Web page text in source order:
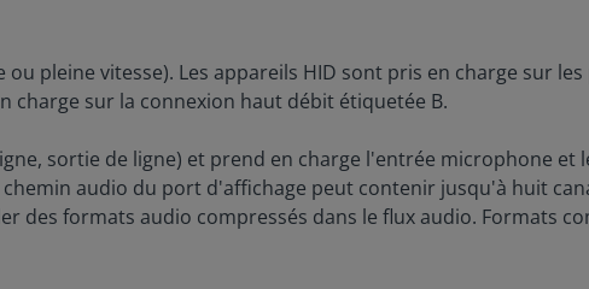
pleine vitesse). Les appareils HID sont pris en charge sur
charge sur la connexion haut débit étiquetée B.
sortie de ligne) et prend en charge l'entrée microphone et
audio du port d'affichage peut contenir jusqu'à huit
des formats audio compressés dans le flux audio. Formats